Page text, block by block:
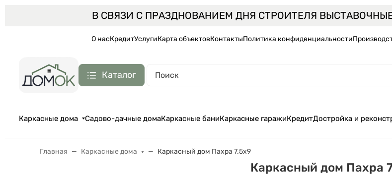
В СВЯЗИ С ПРАЗДНОВАНИЕМ ДНЯ СТРОИТЕЛЯ
О насКредитУслугиКарта объектовКонтактыПолитика конфиденциальности
Каталог
Каркасные дома Садово-дачные домаКаркасные баниКаркасные гаражиКредитДостройка и
Главная Каркасные дома Каркасный дом Пахра 7.5x9
Каркасный дом Пахра